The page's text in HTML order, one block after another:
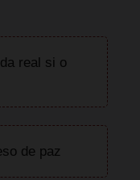
real si o
de paz